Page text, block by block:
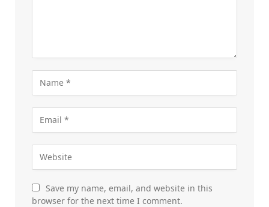
Save my name, email, and website in this
browser for the next time I comment.